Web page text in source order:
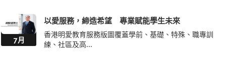
7月
以愛服務，締造希望 專業賦能學生未來
香港明愛教育服務版圖覆蓋學前、基礎、特殊、職專訓
練、社區及高...